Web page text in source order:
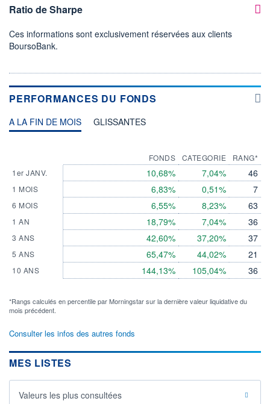
Ratio de Sharpe
Ces informations sont exclusivement réservées aux clients
BoursoBank.
PERFORMANCES DU FONDS
A LA FIN DE MOIS GLISSANTES
1er JANV.
1 MOIS
6 MOIS
1 AN
3 ANS
5 ANS
10 ANS
FONDS
10,68%
6,83%
6,55%
18,79%
42,60%
65,47%
144,13%
CATEGORIE
7,04%
0,51%
8,23%
7,04%
37,20%
44,02%
105,04%
RANG*
46
7
63
36
37
21
36
*Rangs calculés en percentile par Morningstar sur la dernière valeur liquidative du
mois précédent.
Consulter les infos des autres fonds
MES LISTES
Valeurs les plus consultées